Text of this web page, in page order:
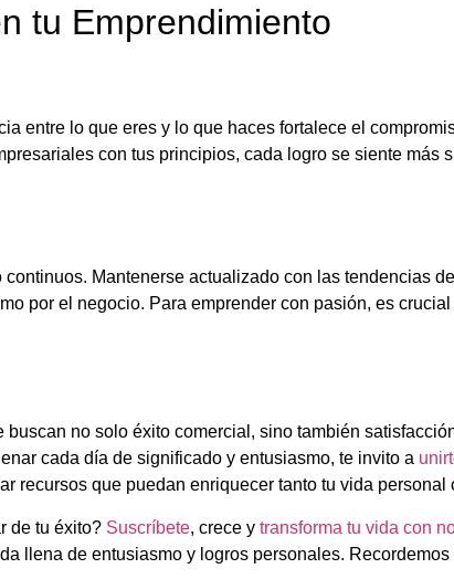
tu Emprendimiento
entre lo que eres y lo que haces fortalece el
con tus principios, cada logro se siente más
Mantenerse actualizado con las tendencias
por el negocio. Para emprender con pasión, es
no solo éxito comercial, sino también
cada día de significado y entusiasmo, te invito a
recursos que puedan enriquecer tanto tu vida personal
de tu éxito? Suscríbete, crece y transforma tu vida con
llena de entusiasmo y logros personales. Recordemos